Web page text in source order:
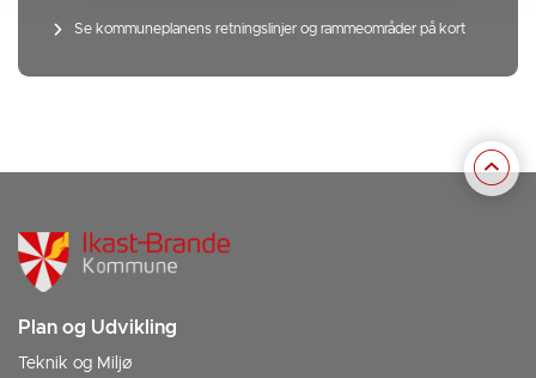
Se kommuneplanens retningslinjer og rammeområder på kort
Plan og Udvikling
Teknik og Miljø